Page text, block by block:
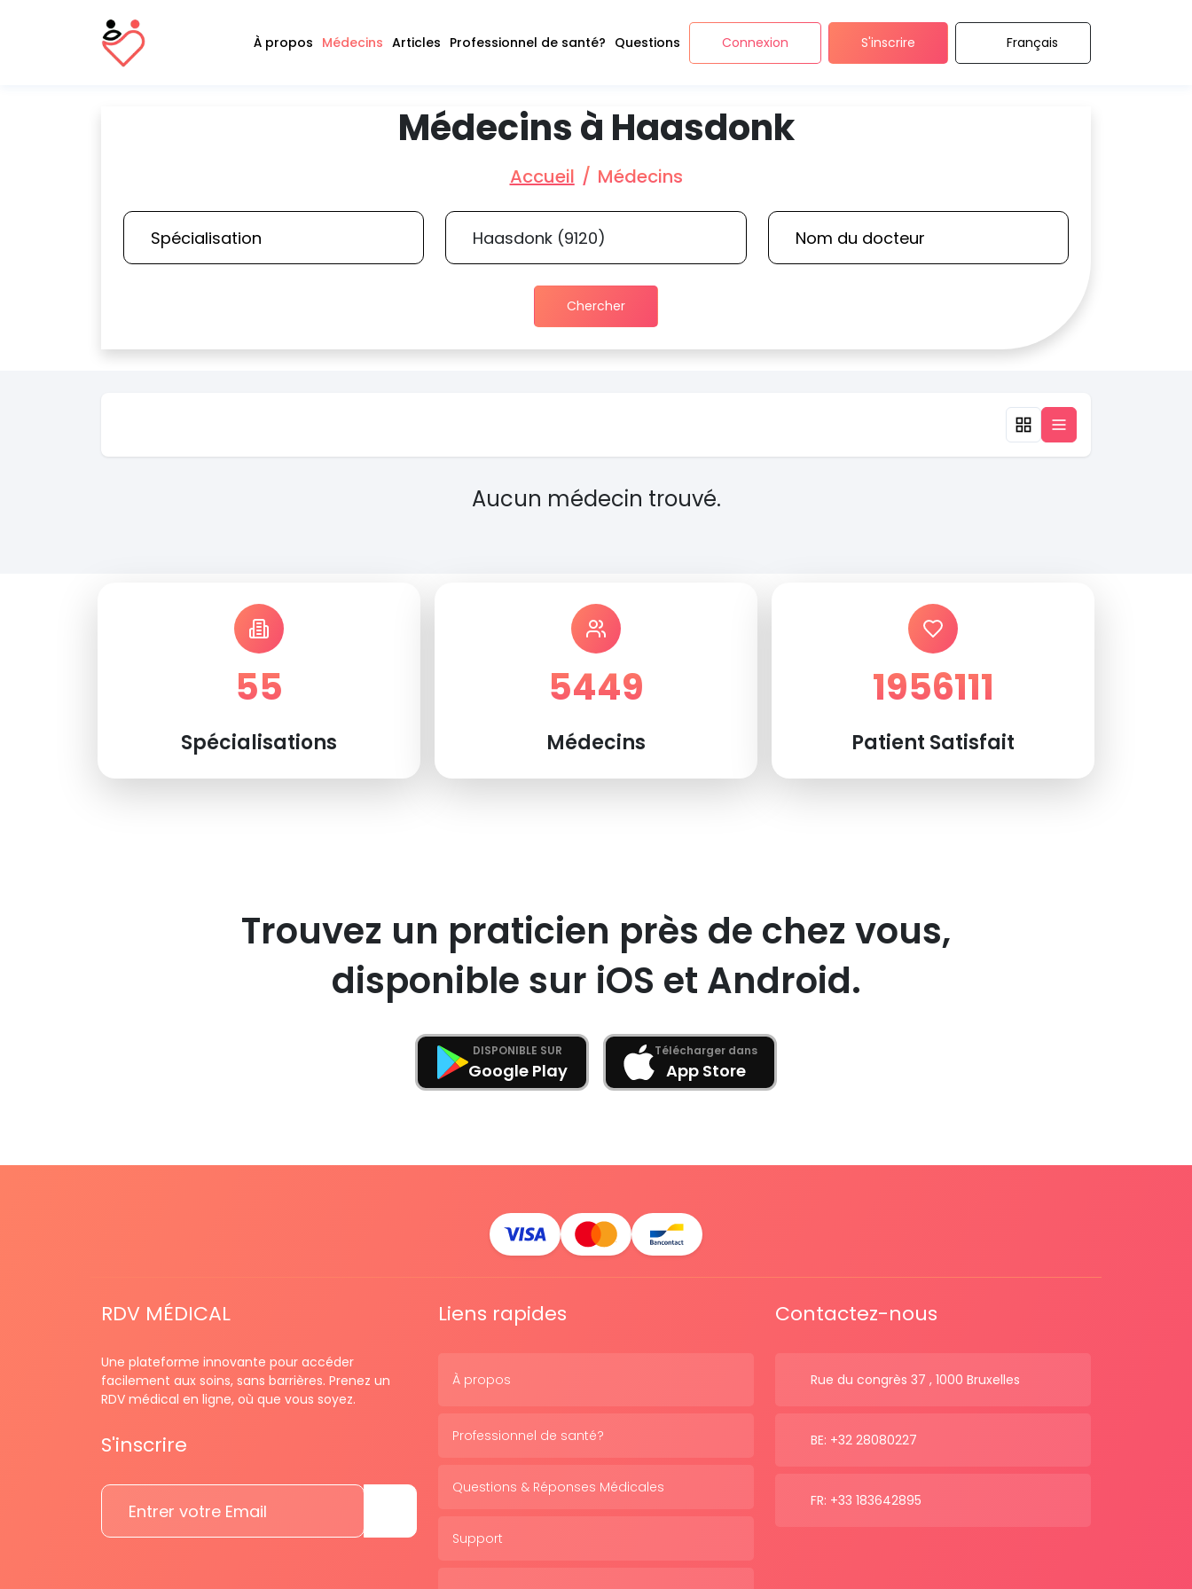
À propos Médecins Articles Professionnel de santé? Questions Connexion S'inscrire Français
Médecins à Haasdonk
Accueil Médecins
Chercher
Aucun médecin trouvé.
55
Spécialisations
5449
Médecins
1956111
Patient Satisfait
Trouvez un praticien près de chez vous,
disponible sur iOS et Android.
DISPONIBLE SUR
Google Play
Télécharger dans
App Store
RDV MÉDICAL
Une plateforme innovante pour accéder
facilement aux soins, sans barrières. Prenez un
RDV médical en ligne, où que vous soyez.
S'inscrire
Liens rapides
À propos
Professionnel de santé?
Questions & Réponses Médicales
Support
Contactez-nous
Rue du congrès 37 , 1000 Bruxelles
BE: +32 28080227
FR: +33 183642895